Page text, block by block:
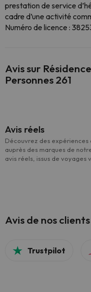
prestation de service
cadre d’une activité
Numéro de licence :
Avis sur
Personnes 261
Avis réels
Découvrez des
auprès des marques de
avis réels, issus de voyages
Avis de nos clients
Trustpilot